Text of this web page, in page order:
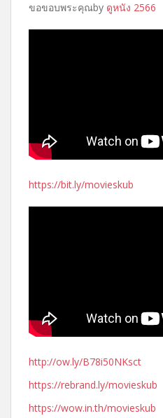
ขอขอบพระคุณby ดูหนัง 2566
https://bit.ly/movieskub
http://ow.ly/B78i50NKsct
https://rebrand.ly/movieskub
https://wow.in.th/movieskub